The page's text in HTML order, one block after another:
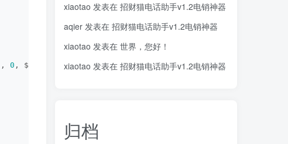
, 0 , $downurl, 'codelen=1; pc_ad1=1;', 1 );
xiaotao 发表在 招财猫电话助手v1.2电销神器
aqier 发表在 招财猫电话助手v1.2电销神器
xiaotao 发表在 世界，您好！
xiaotao 发表在 招财猫电话助手v1.2电销神器
归档